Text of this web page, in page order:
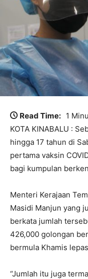
Read Time: 1
KOTA KINABALU :
hingga 17 tahun di
pertama vaksin
bagi kumpulan
Menteri Kerajaan
Masidi Manjun yang
berkata jumlah
426,000 golongan
bermula Khamis
“Jumlah itu juga